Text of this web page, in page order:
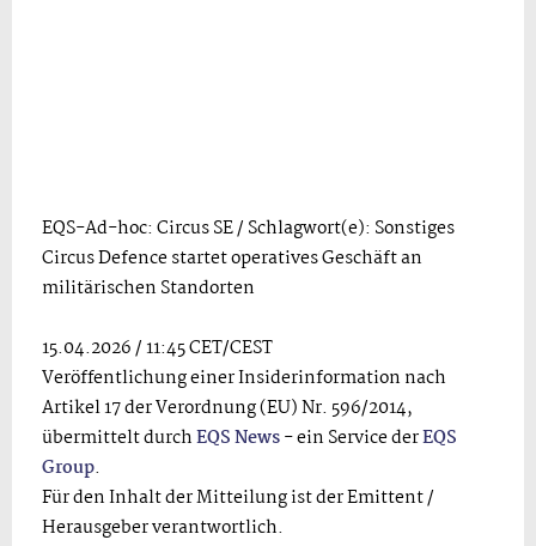
EQS-Ad-hoc: Circus SE / Schlagwort(e): Sonstiges
Circus Defence startet operatives Geschäft an
militärischen Standorten
15.04.2026 / 11:45 CET/CEST
Veröffentlichung einer Insiderinformation nach
Artikel 17 der Verordnung (EU) Nr. 596/2014,
übermittelt durchEQS News- ein Service derEQS
Group.
Für den Inhalt der Mitteilung ist der Emittent /
Herausgeber verantwortlich.